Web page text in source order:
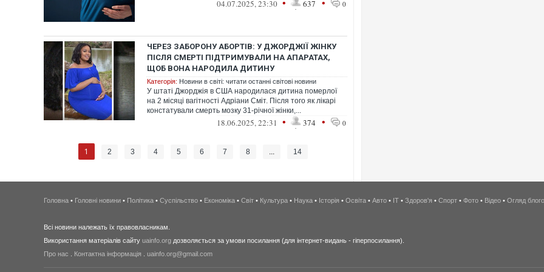
04.07.2025, 23:30 • 637 • 0
ЧЕРЕЗ ЗАБОРОНУ АБОРТІВ: У ДЖОРДЖІЇ ЖІНКУ
ПІСЛЯ СМЕРТІ ПІДТРИМУВАЛИ НА АПАРАТАХ,
ЩОБ ВОНА НАРОДИЛА ДИТИНУ
Категорія: Новини в світі: читати останні світові новини
У штаті Джорджія в США народилася дитина померлої
на 2 місяці вагітності Адріани Сміт. Після того як лікарі
констатували смерть мозку 31-річної жінки,...
18.06.2025, 22:31 • 374 • 0
1 2 3 4 5 6 7 8 ... 14
Головна • Головні новини • Політика • Суспільство • Економіка • Світ • Культура • Наука • Історія • Освіта • Авто • IT • Здоров'я • Спорт • Фото • Відео • Огляд
Всі новини належать їх правовласникам.
Використання матеріалів сайту uainfo.org дозволяється за умови посилання (для інтернет-видань - гіперпосилання).
Про нас
Контактна інформація uainfo.org@gmail.com